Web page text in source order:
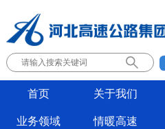
首页 关于我们
业务领域 情暖高速